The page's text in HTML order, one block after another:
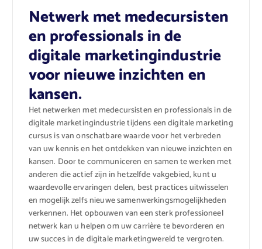
Netwerk met medecursisten
en professionals in de
digitale marketingindustrie
voor nieuwe inzichten en
kansen.
Het netwerken met medecursisten en professionals in de
digitale marketingindustrie tijdens een digitale marketing
cursus is van onschatbare waarde voor het verbreden
van uw kennis en het ontdekken van nieuwe inzichten en
kansen. Door te communiceren en samen te werken met
anderen die actief zijn in hetzelfde vakgebied, kunt u
waardevolle ervaringen delen, best practices uitwisselen
en mogelijk zelfs nieuwe samenwerkingsmogelijkheden
verkennen. Het opbouwen van een sterk professioneel
netwerk kan u helpen om uw carrière te bevorderen en
uw succes in de digitale marketingwereld te vergroten.